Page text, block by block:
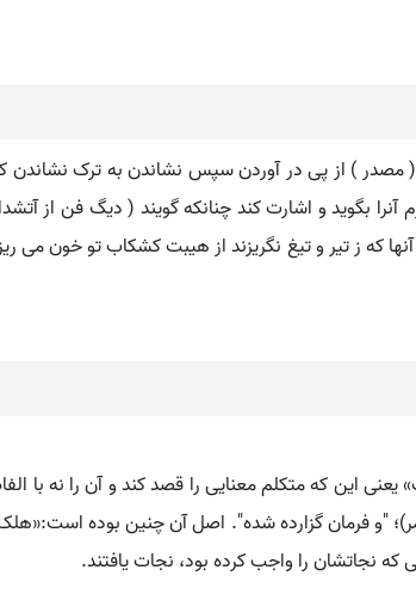
بگوید و اشارت کند چنانکه گویند ( دیگ فن از
ز تیر و تیغ نگریزند از هیبت کشکاب تو خون می
یعنی این که متکلم معنایی را قصد کند و آن را نه با
"و فرمان گزارده شده". اصل آن چنین بوده
نجاتشان را واجب کرده بود، نجات یافتند.